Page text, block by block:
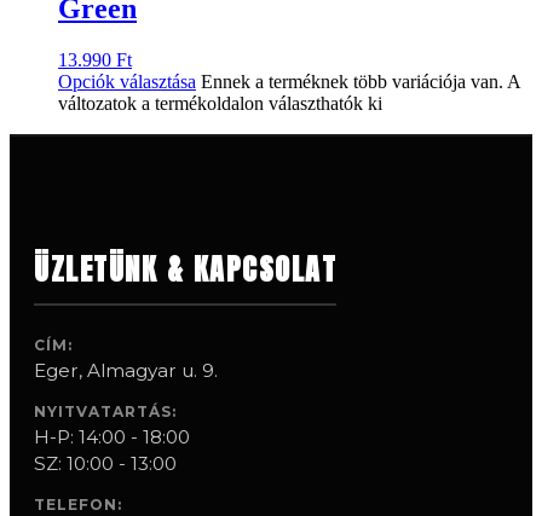
Green
13.990 Ft
Opciók választása Ennek a terméknek több variációja van. A
változatok a termékoldalon választhatók ki
ÜZLETÜNK & KAPCSOLAT
CÍM:
Eger, Almagyar u. 9.
NYITVATARTÁS:
H-P: 14:00 - 18:00
SZ: 10:00 - 13:00
TELEFON: